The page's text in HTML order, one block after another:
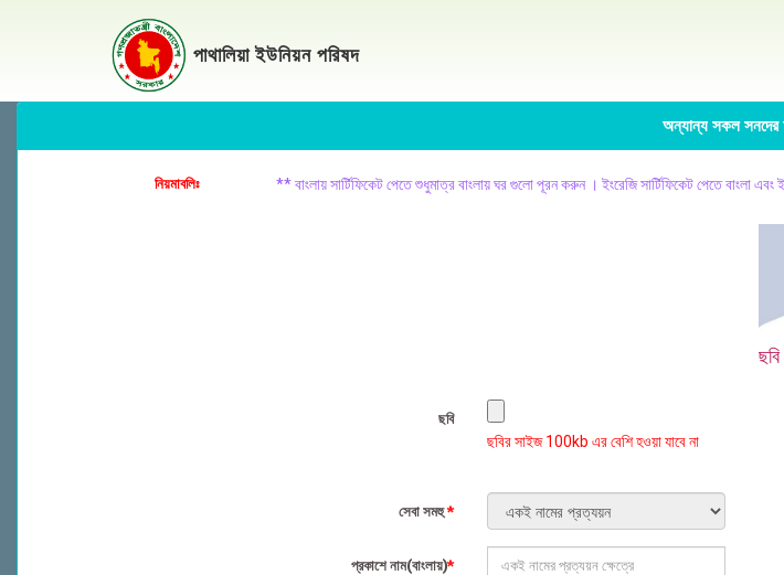
পাথালিয়া ইউনিয়ন পরিষদ
অন্যান্য সকল সনদের
নিয়মাবলিঃ **বাংলায় সার্টিফিকেট পেতে শুধুমাত্র বাংলায় ঘর গুলো পূরন করুন । ইংরেজি সার্টিফিকেট পেতে বাংলা
ছবি
ছবির সাইজ 100kb এর বেশি হওয়া যাবে না
সেবা সমহু*
প্রকাশে নাম(বাংলায়)*